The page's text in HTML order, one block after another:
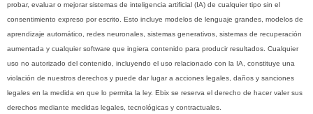
probar, evaluar o mejorar sistemas de inteligencia artificial (IA) de cualquier tipo sin el
consentimiento expreso por escrito. Esto incluye modelos de lenguaje grandes, modelos de
aprendizaje automático, redes neuronales, sistemas generativos, sistemas de recuperación
aumentada y cualquier software que ingiera contenido para producir resultados. Cualquier
uso no autorizado del contenido, incluyendo el uso relacionado con la IA, constituye una
violación de nuestros derechos y puede dar lugar a acciones legales, daños y sanciones
legales en la medida en que lo permita la ley. Ebix se reserva el derecho de hacer valer sus
derechos mediante medidas legales, tecnológicas y contractuales.